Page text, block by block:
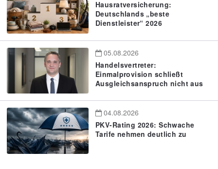
Hausratversicherung:
Deutschlands „beste
Dienstleister“ 2026
05.08.2026
Handelsvertreter:
Einmalprovision schließt
Ausgleichsanspruch nicht aus
04.08.2026
PKV-Rating 2026: Schwache
Tarife nehmen deutlich zu